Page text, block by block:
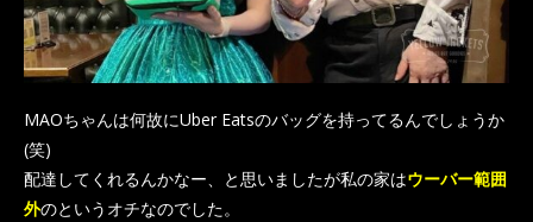
MAOちゃんは何故にUber Eatsのバッグを持ってるんでしょうか
(笑)
配達してくれるんかなー、と思いましたが私の家はウーバー範囲
外のというオチなのでした。